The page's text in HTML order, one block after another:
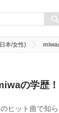
本/女性) miwa
の学歴
のヒット曲で知